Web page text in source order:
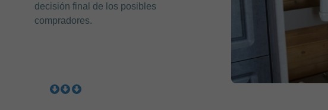
decisión final de los posibles
compradores.